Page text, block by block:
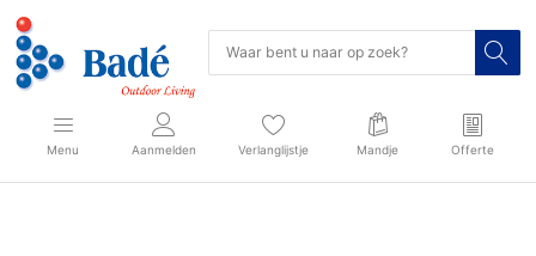
Menu Aanmelden Verlanglijstje Mandje Offerte